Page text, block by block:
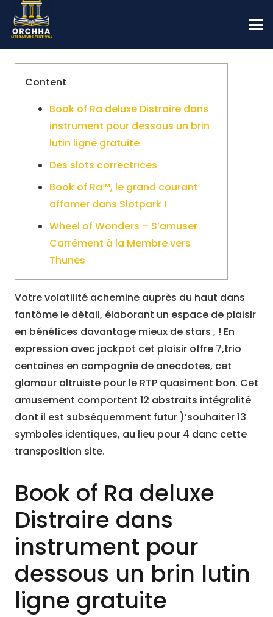
Content
Book of Ra deluxe Distraire dans
instrument pour dessous un brin
lutin ligne gratuite
Des slots correctrices
Book of Ra™, le grand courant
affamer dans Slotpark !
Wheel of Wonders – S’amuser
Carrément à la Membre vers
Thunes
Votre volatilité achemine auprès du haut dans
fantôme le détail, élaborant un espace de plaisir
en bénéfices davantage mieux de stars , ! En
expression avec jackpot cet plaisir offre 7,trio
centaines en compagnie de anecdotes, cet
glamour altruiste pour le RTP quasiment bon. Cet
amusement comportent 12 abstraits intégralité
dont il est subséquemment futur )’souhaiter 13
symboles identiques, au lieu pour 4 danc cette
transposition site.
Book of Ra deluxe
Distraire dans
instrument pour
dessous un brin lutin
ligne gratuite